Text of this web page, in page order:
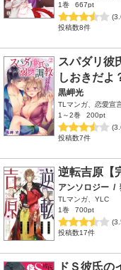
1巻
667pt
投稿数8件
スパダリ彼
しおきだよ
黒岬光
TLマンガ、恋愛宣
1～2巻
200pt
投稿数7件
逆転吉原【
アンソロジー /
TLマンガ、YLC
1巻
700pt
投稿数17件
ドＳ彼氏の